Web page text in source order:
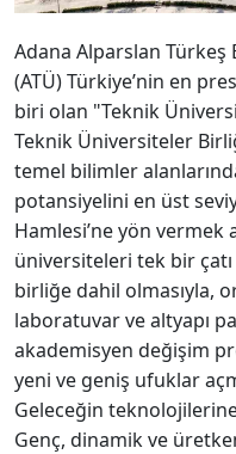
Adana Alparslan
(ATÜ) Türkiye’nin en
biri olan "Teknik
Teknik Üniversiteler
temel bilimler
potansiyelini en üst
Hamlesi’ne yön vermek
üniversiteleri tek bir çatı
birliğe dahil olmasıyla,
laboratuvar ve altyapı
akademisyen değişim
yeni ve geniş ufuklar
Geleceğin
Genç, dinamik ve